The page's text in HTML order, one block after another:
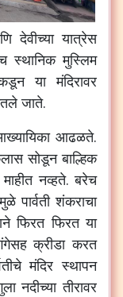
देवीच्या यात्रेस
स्थानिक मुस्लिम
या मंदिरावर
जाते.
आढळते.
सोडून बाल्हिक
नव्हते. बरेच
पार्वती शंकराचा
फिरत फिरत या
क्रीडा करत
मंदिर स्थापन
नदीच्या तीरावर